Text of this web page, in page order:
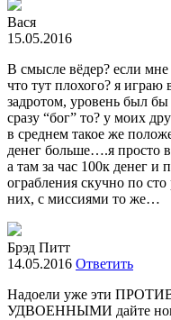
Вася
15.05.2016
В смысле вёдер? если мне
что тут плохого? я играю
задротом, уровень был
сразу “бог” то? у моих
в среднем такое же
денег больше….я просто
а там за час 100к денег и
ограбления скучно по
них, с миссиями то же…
Брэд Питт
14.05.2016 Ответить
Надоели уже эти
УДВОЕННЫМИ дайте